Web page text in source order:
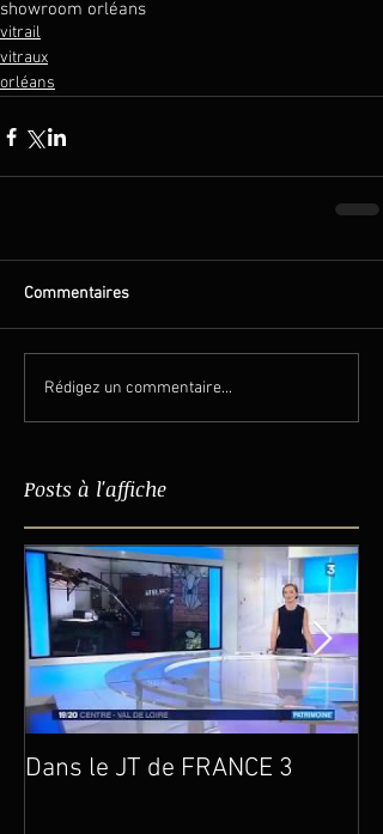
showroom orléans
vitrail
vitraux
orléans
Commentaires
Rédigez un commentaire...
Posts à l'affiche
Dans le JT de FRANCE 3